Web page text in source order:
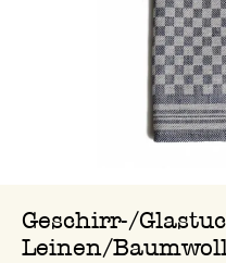
Geschirr-/
Leinen/